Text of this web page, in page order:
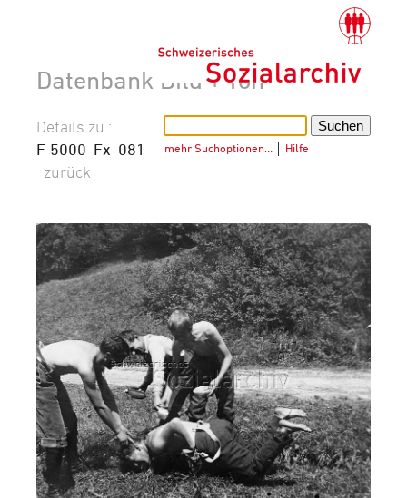
Datenbank Bild + Ton
mehr Suchoptionen… Hilfe
Details zu :
F 5000-Fx-081
–
zurück